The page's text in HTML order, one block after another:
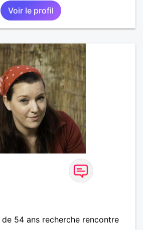
Voir le profil
54 ans recherche rencontre